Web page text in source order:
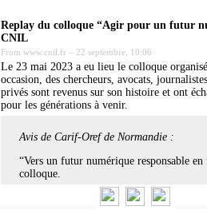
Replay du colloque “Agir pour un futur
CNIL
From www.cnil.fr – 22 septembre, 10:06
Le 23 mai 2023 a eu lieu le colloque
occasion, des chercheurs, avocats,
privés sont revenus sur son histoire et ont
pour les générations à venir.
Avis de Carif-Oref de Normandie :
“Vers un futur numérique responsable
colloque.